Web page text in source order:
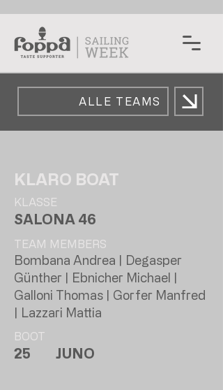
ALLE TEAMS
KLARO BOAT
KLASSE
SALONA 46
TEAM MEMBERS
Bombana Andrea | Degasper
Günther | Ebnicher Michael |
Galloni Thomas | Gorfer Manfred
| Lazzari Mattia
BOOT
25 JUNO